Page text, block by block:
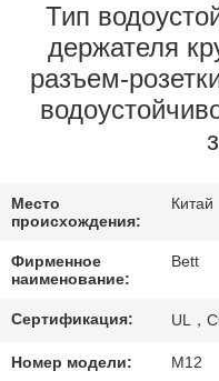
ПРОВЕРКА
КАЧЕСТВА
PRIVACY
POLICY
Тип
держателя
разъем-
Место
происхождения:
Китай
Фирменное
наименование:
Bett
Сертификация: UL，
Номер модели: M12